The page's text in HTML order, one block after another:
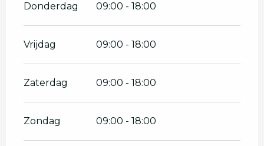
Donderdag 09:00 - 18:00
Vrijdag 09:00 - 18:00
Zaterdag 09:00 - 18:00
Zondag 09:00 - 18:00